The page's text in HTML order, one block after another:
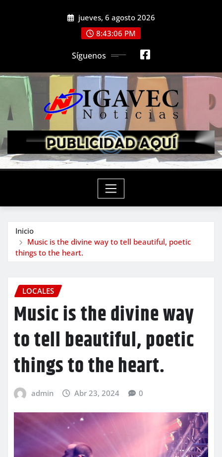
jueves, 6 agosto 2026
8:43:08 PM
Síguenos
Inicio
Music is the divine way to tell beautiful, poetic
things to the heart.
LOCALES
Music is the divine way
to tell beautiful, poetic
things to the heart.
admin Abr 23, 2024 0